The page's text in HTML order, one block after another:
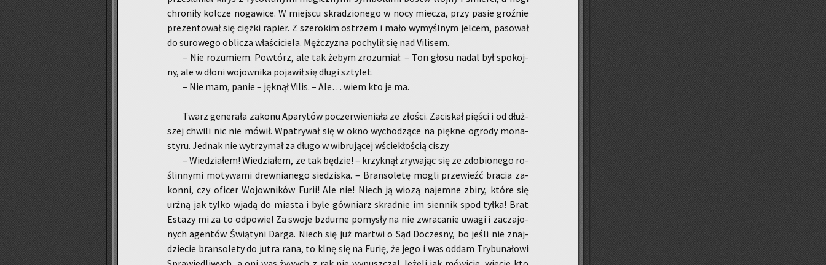
chro­ni­ły kol­cze no­ga­wi­ce. W miej­scu skra­dzio­ne­go w nocy mie­cza, przy pasie groź­nie
pre­zen­to­wał się cięż­ki ra­pier. Z sze­ro­kim ostrzem i mało wy­myśl­nym jel­cem, pa­so­wał
do su­ro­we­go ob­li­cza wła­ści­cie­la. Męż­czy­zna po­chy­lił się nad Vi­li­sem.
– Nie ro­zu­miem. Po­wtórz, ale tak żebym zro­zu­miał. – Ton głosu nadal był spo­koj­
ny, ale w dłoni wo­jow­ni­ka po­ja­wił się długi szty­let.
– Nie mam, panie – jęk­nął Vilis. – Ale… wiem kto je ma.
Twarz ge­ne­ra­ła za­ko­nu Apa­ry­tów po­czer­wie­nia­ła ze zło­ści. Za­ci­skał pię­ści i od dłuż­
szej chwi­li nic nie mówił. Wpa­try­wał się w okno wy­cho­dzą­ce na pięk­ne ogro­dy mo­na­
sty­ru. Jed­nak nie wy­trzy­mał za długo w wi­bru­ją­cej wście­kło­ścią ciszy.
– Wie­dzia­łem! Wie­dzia­łem, ze tak bę­dzie! – krzyk­nął zry­wa­jąc się ze zdo­bio­ne­go ro­
ślin­ny­mi mo­ty­wa­mi drew­nia­ne­go sie­dzi­ska. – Bran­so­le­tę mogli prze­wieźć bra­cia za­
kon­ni, czy ofi­cer Wo­jow­ni­ków Furii! Ale nie! Niech ją wiozą na­jem­ne zbiry, które się
urżną jak tylko wjadą do mia­sta i byle gów­niarz skrad­nie im sien­nik spod tyłka! Brat
Es­ta­zy mi za to od­po­wie! Za swoje bzdur­ne po­my­sły na nie zwra­ca­nie uwagi i za­cza­jo­
nych agen­tów Świą­ty­ni Darga. Niech się już mar­twi o Sąd Do­cze­sny, bo jeśli nie znaj­
dzie­cie bran­so­le­ty do jutra rana, to klnę się na Furię, że jego i was oddam Try­bu­na­ło­wi